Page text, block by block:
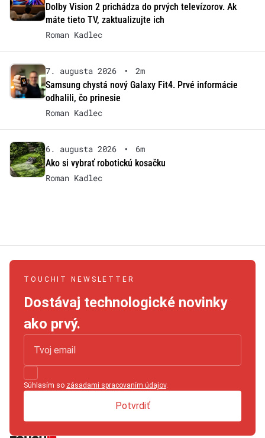
Dolby Vision 2 prichádza do prvých televízorov. Ak
máte tieto TV, zaktualizujte ich
Roman Kadlec
7. augusta 2026 •
2m
Samsung chystá nový Galaxy Fit4. Prvé informácie
odhalili, čo prinesie
Roman Kadlec
6. augusta 2026 •
6m
Ako si vybrať robotickú kosačku
Roman Kadlec
TOUCHIT NEWSLETTER
Dostávaj technologické novinky
ako prvý.
Súhlasím so zásadami spracovaním údajov.
Potvrdiť